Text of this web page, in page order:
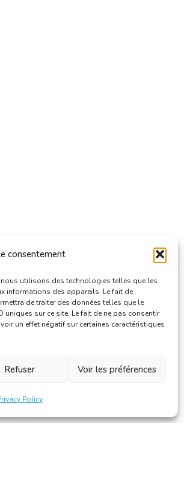
consentement
utilisons des technologies telles que les
informations des appareils. Le fait de
de traiter des données telles que le
sur ce site. Le fait de ne pas consentir
un effet négatif sur certaines caractéristiques
Refuser Voir les préférences
Policy